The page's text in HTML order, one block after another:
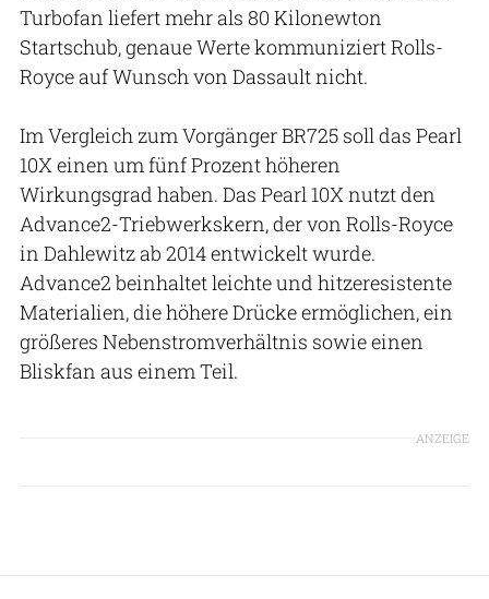
Turbofan liefert mehr als 80 Kilonewton
Startschub, genaue Werte kommuniziert Rolls-
Royce auf Wunsch von Dassault nicht.
Im Vergleich zum Vorgänger BR725 soll das Pearl
10X einen um fünf Prozent höheren
Wirkungsgrad haben. Das Pearl 10X nutzt den
Advance2-Triebwerkskern, der von Rolls-Royce
in Dahlewitz ab 2014 entwickelt wurde.
Advance2 beinhaltet leichte und hitzeresistente
Materialien, die höhere Drücke ermöglichen, ein
größeres Nebenstromverhältnis sowie einen
Bliskfan aus einem Teil.
ANZEIGE